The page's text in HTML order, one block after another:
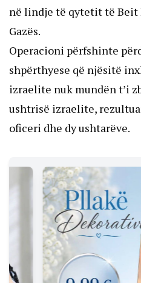
në lindje të qytetit të Beit
Gazës.
Operacioni përfshinte
shpërthyese që njësitë
izraelite nuk mundën t’i
ushtrisë izraelite,
oficeri dhe dy ushtarëve.